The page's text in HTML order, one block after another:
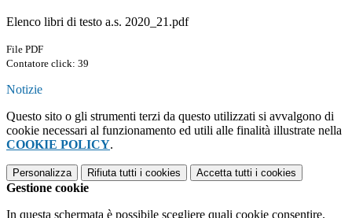
Elenco libri di testo a.s. 2020_21.pdf
File PDF
Contatore click: 39
Notizie
Questo sito o gli strumenti terzi da questo utilizzati si avvalgono di
cookie necessari al funzionamento ed utili alle finalità illustrate nella
COOKIE POLICY.
Personalizza Rifiuta tutti i cookies Accetta tutti i cookies
Gestione cookie
In questa schermata è possibile scegliere quali cookie consentire.